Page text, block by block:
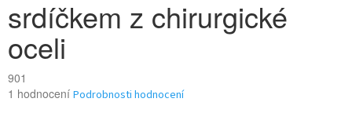
srdíčkem z chirurgické
oceli
901
Průměrné
1 hodnocení Podrobnosti hodnocení